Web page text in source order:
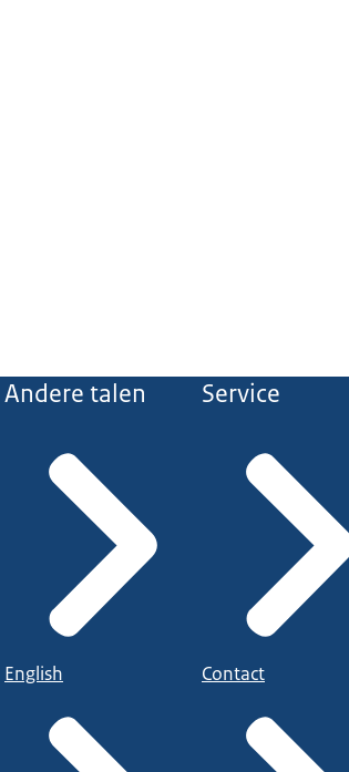
Andere talen
English
Service
Contact